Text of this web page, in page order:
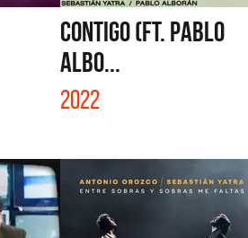
CONTIGO (FT. PABLO
ALBO...
2022